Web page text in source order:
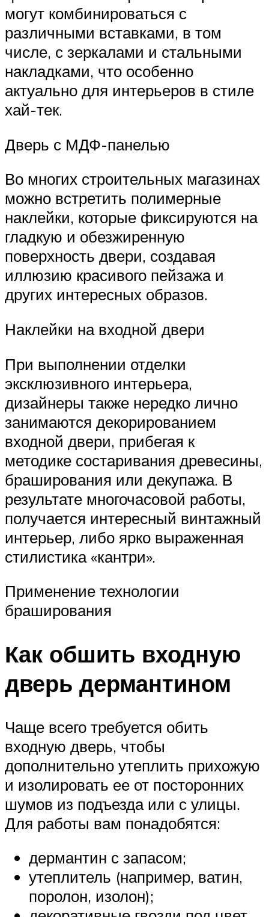
могут комбинироваться с
различными вставками, в том
числе, с зеркалами и стальными
накладками, что особенно
актуально для интерьеров в стиле
хай-тек.
Дверь с МДФ-панелью
Во многих строительных магазинах
можно встретить полимерные
наклейки, которые фиксируются на
гладкую и обезжиренную
поверхность двери, создавая
иллюзию красивого пейзажа и
других интересных образов.
Наклейки на входной двери
При выполнении отделки
эксклюзивного интерьера,
дизайнеры также нередко лично
занимаются декорированием
входной двери, прибегая к
методике состаривания древесины,
браширования или декупажа. В
результате многочасовой работы,
получается интересный винтажный
интерьер, либо ярко выраженная
стилистика «кантри».
Применение технологии
браширования
Как обшить входную
дверь дермантином
Чаще всего требуется обить
входную дверь, чтобы
дополнительно утеплить прихожую
и изолировать ее от посторонних
шумов из подъезда или с улицы.
Для работы вам понадобятся:
дермантин с запасом;
утеплитель (например, ватин,
поролон, изолон);